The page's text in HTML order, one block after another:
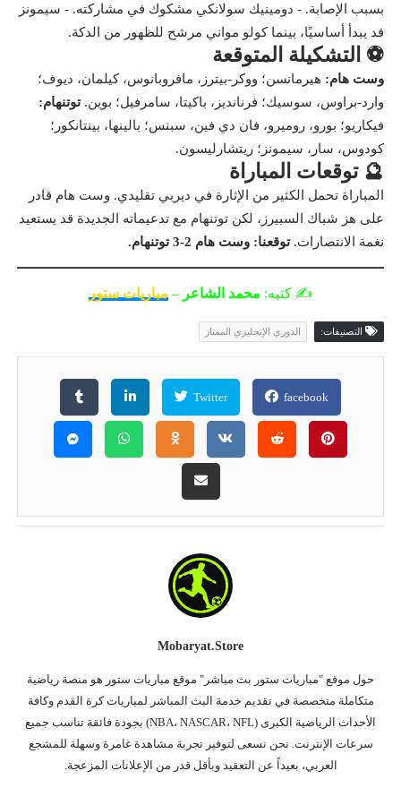
بسبب الإصابة. - دومينيك سولانكي مشكوك في مشاركته. - سيمونز
قد يبدأ أساسيًا، بينما كولو مواني مرشح للظهور من الدكة.
⚽ التشكيلة المتوقعة
وست هام: هيرمانسن؛ ووكر-بيترز، مافروبانوس، كيلمان، ديوف؛
وارد-براوس، سوسيك؛ فرنانديز، باكيتا، سامرفيل؛ بوين.توتنهام:
فيكاريو؛ بورو، روميرو، فان دي فين، سبنس؛ بالينها، بينتانكور؛
كودوس، سار، سيمونز؛ ريتشارليسون.
🔮 توقعات المباراة
المباراة تحمل الكثير من الإثارة في ديربي تقليدي. وست هام قادر
على هز شباك السبيرز، لكن توتنهام مع تدعيماته الجديدة قد يستعيد
نغمة الانتصارات.توقعنا: وست هام 2-3 توتنهام.
✍️ كتبه: محمد الشاعر – مباريات ستور
التصنيفات: الدوري الإنجليزي الممتاز
facebook
Twitter
Mobaryat.store
حول موقع "مباريات ستور بث مباشر" موقع مباريات ستور هو منصة رياضية
متكاملة متخصصة في تقديم خدمة البث المباشر لمباريات كرة القدم وكافة
الأحداث الرياضية الكبرى (NBA، NASCAR، NFL) بجودة فائقة تناسب جميع
سرعات الإنترنت. نحن نسعى لتوفير تجربة مشاهدة غامرة وسهلة للمشجع
العربي، بعيداً عن التعقيد وبأقل قدر من الإعلانات المزعجة.